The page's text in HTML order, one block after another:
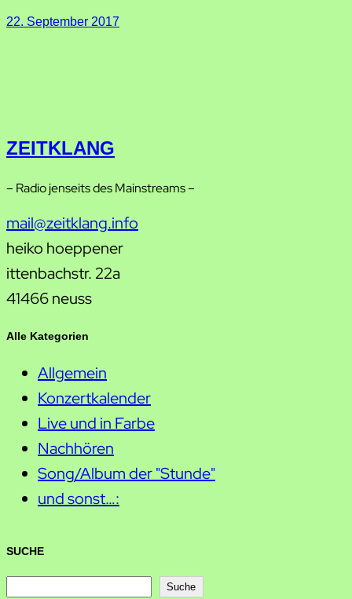
22. September 2017
ZEITKLANG
– Radio jenseits des Mainstreams –
mail@zeitklang.info
heiko hoeppener
ittenbachstr. 22a
41466 neuss
Alle Kategorien
Allgemein
Konzertkalender
Live und in Farbe
Nachhören
Song/Album der "Stunde"
und sonst…:
SUCHE
Suche